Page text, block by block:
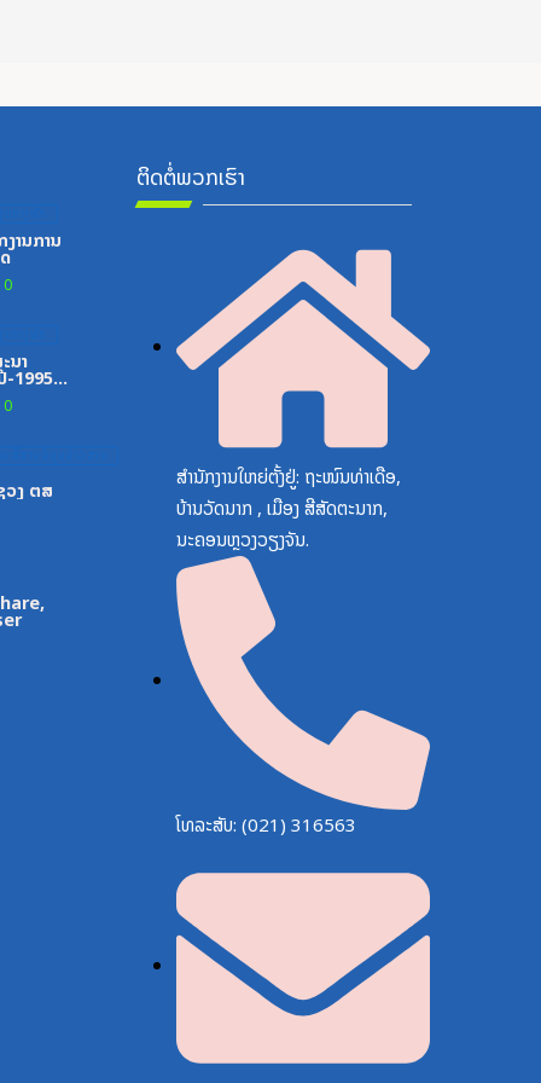
ານການ
0
ນາ
-1995-
0
ວງ ຕສ
ຕິດຕໍ່ພວກເຮົາ
ສຳນັກງານໃຫຍ່ຕັ້ງຢູ່: ຖະໜົນທ່າເດືອ,
ບ້ານວັດນາກ , ເມືອງ ສີສັດຕະນາກ,
ນະຄອນຫຼວງວຽງຈັນ.
ໂທລະສັບ: (021) 316563